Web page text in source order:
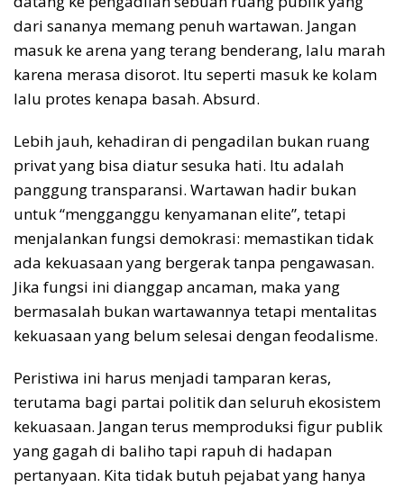
dari sananya memang penuh wartawan. Jangan
masuk ke arena yang terang benderang, lalu marah
karena merasa disorot. Itu seperti masuk ke kolam
lalu protes kenapa basah. Absurd.
Lebih jauh, kehadiran di pengadilan bukan ruang
privat yang bisa diatur sesuka hati. Itu adalah
panggung transparansi. Wartawan hadir bukan
untuk “mengganggu kenyamanan elite”, tetapi
menjalankan fungsi demokrasi: memastikan tidak
ada kekuasaan yang bergerak tanpa pengawasan.
Jika fungsi ini dianggap ancaman, maka yang
bermasalah bukan wartawannya tetapi mentalitas
kekuasaan yang belum selesai dengan feodalisme.
Peristiwa ini harus menjadi tamparan keras,
terutama bagi partai politik dan seluruh ekosistem
kekuasaan. Jangan terus memproduksi figur publik
yang gagah di baliho tapi rapuh di hadapan
pertanyaan. Kita tidak butuh pejabat yang hanya